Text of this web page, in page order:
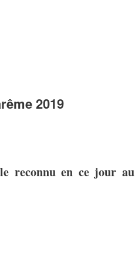
2019
reconnu en ce jour au